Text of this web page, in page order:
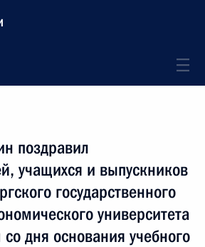
поздравил
учащихся и выпускников
государственного
университета
дня основания учебного